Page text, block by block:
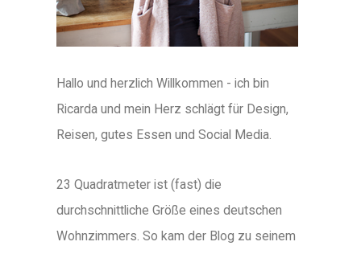
Hallo und herzlich Willkommen - ich bin
Ricarda und mein Herz schlägt für Design,
Reisen, gutes Essen und Social Media.
23 Quadratmeter ist (fast) die
durchschnittliche Größe eines deutschen
Wohnzimmers. So kam der Blog zu seinem